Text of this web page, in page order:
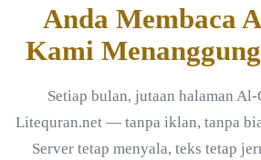
Anda Membaca
Kami
Setiap bulan, jutaan halaman
Litequran.net — tanpa iklan, tanpa
Server tetap menyala, teks tetap